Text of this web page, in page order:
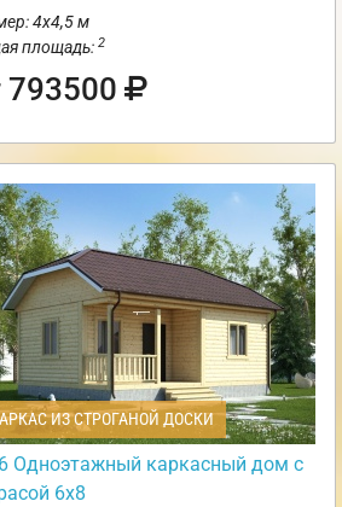
4х4,5 м
площадь: 2
793500
ИЗ СТРОГАНОЙ ДОСКИ
Одноэтажный каркасный дом с
6х8